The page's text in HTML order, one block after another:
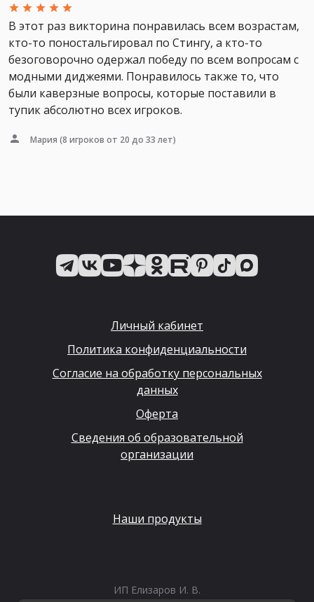
В этот раз викторина понравилась всем возрастам,
кто-то поностальгировал по Стингу, а кто-то
безоговорочно одержал победу по всем вопросам с
модными диджеями. Понравилось также то, что
были каверзные вопросы, которые поставили в
тупик абсолютно всех игроков.
Мария (8 игроков от 20 до 33 лет)
Личный кабинет
Политика конфиденциальности
Согласие на обработку персональных
данных
Оферта
Сведения об образовательной
организации
Наши продукты
ИП Елизаров И. В.